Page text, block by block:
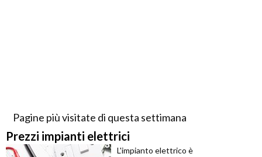
Pagine più visitate di questa settimana
Prezzi impianti elettrici
L'impianto elettrico è